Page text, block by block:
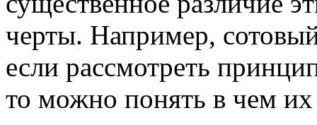
черты. Например,
если рассмотреть
то можно понять в чем их